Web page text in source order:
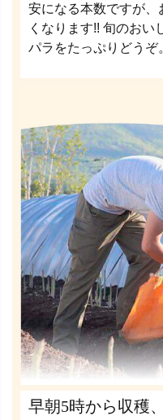
安になる本数ですが、
くなります!! 旬のおい
パラをたっぷりどうぞ
早朝5時から収穫